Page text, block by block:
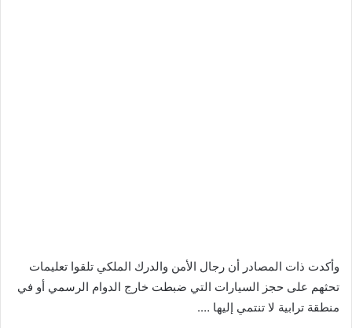
وأكدت ذات المصادر أن رجال الأمن والدرك الملكي تلقوا تعليمات
تحثهم على حجز السيارات التي ضبطت خارج الدوام الرسمي أو في
منطقة ترابية لا تنتمي إليها ….